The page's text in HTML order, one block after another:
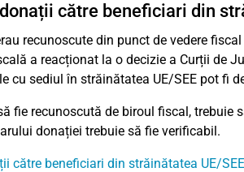
către beneficiari din
recunoscute din punct de vedere
a reacționat la o decizie a Curții de
cu sediul în străinătatea UE/SEE pot fi
fie recunoscută de biroul fiscal, trebuie
donației trebuie să fie verificabil.
către beneficiari din străinătatea UE/